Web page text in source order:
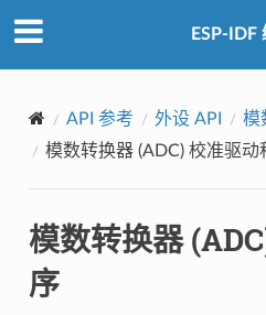
ESP-IDF
API 参考 外设 API
模
模数转换器 (ADC) 校准驱动
模数转换器
序